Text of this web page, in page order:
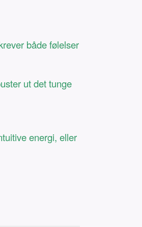
både følelser
ut det tunge
energi, eller